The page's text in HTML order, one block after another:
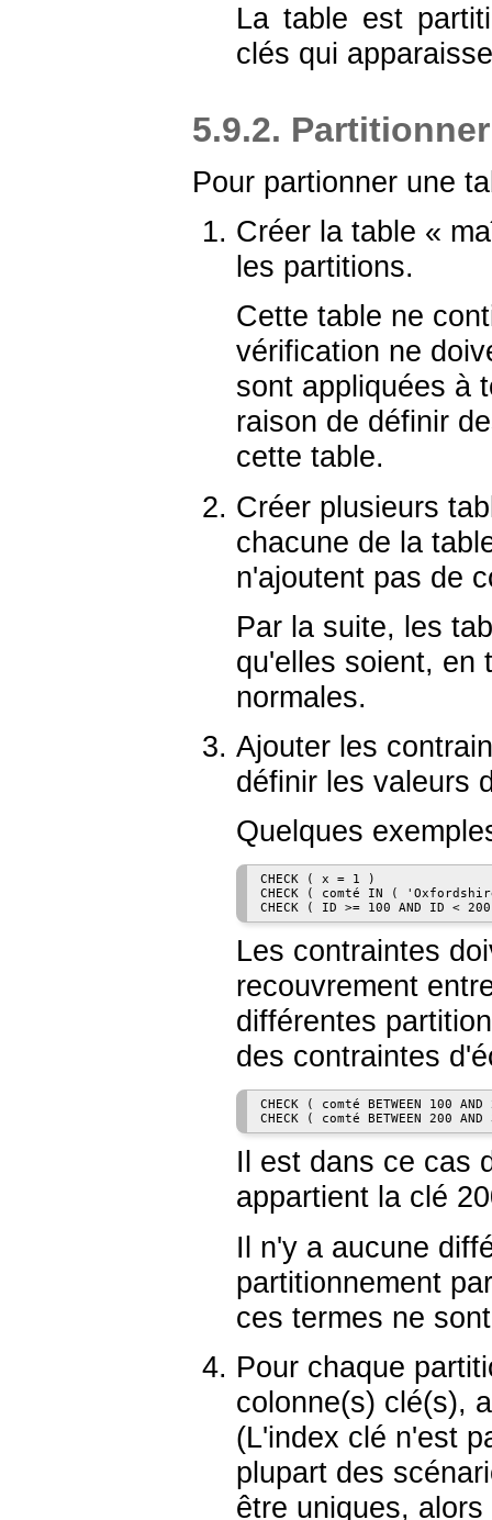
La table est
clés qui
5.9.2. Partitionner
Pour partionner une
Créer la table «
les partitions.
Cette table ne
vérification ne
sont appliquées à
raison de définir
cette table.
Créer plusieurs
chacune de la
n'ajoutent pas de
Par la suite, les
qu'elles soient,
normales.
Ajouter les
définir les valeurs
Quelques
CHECK ( x = 1 )
CHECK ( comté IN (
CHECK ( ID >= 100 AND ID <
Les contraintes
recouvrement
différentes
des contraintes
CHECK ( comté BETWEEN 100
CHECK ( comté BETWEEN 200
Il est dans ce cas
appartient la clé
Il n'y a aucune
partitionnement
ces termes ne
Pour chaque
colonne(s) clé(s),
(L'index clé n'est
plupart des
être uniques,